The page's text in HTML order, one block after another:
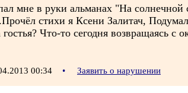
мне в руки альманах "На
стихи я Ксени Залитач,
гостья? Что-то сегодня возвращаясь
00:34 • Заявить о нарушении